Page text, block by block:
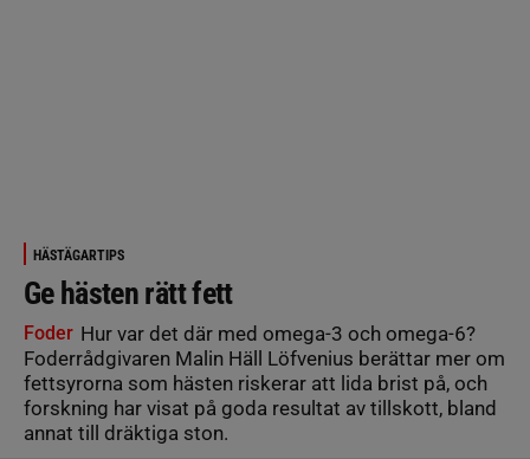
HÄSTÄGARTIPS
Ge hästen rätt fett
Foder Hur var det där med omega-3 och omega-6?
Foderrådgivaren Malin Häll Löfvenius berättar mer om
fettsyrorna som hästen riskerar att lida brist på, och
forskning har visat på goda resultat av tillskott, bland
annat till dräktiga ston.